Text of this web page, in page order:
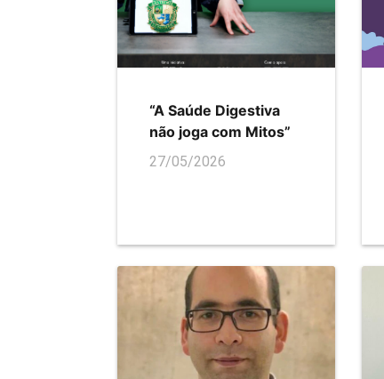
“A Saúde Digestiva
não joga com Mitos”
27/05/2026